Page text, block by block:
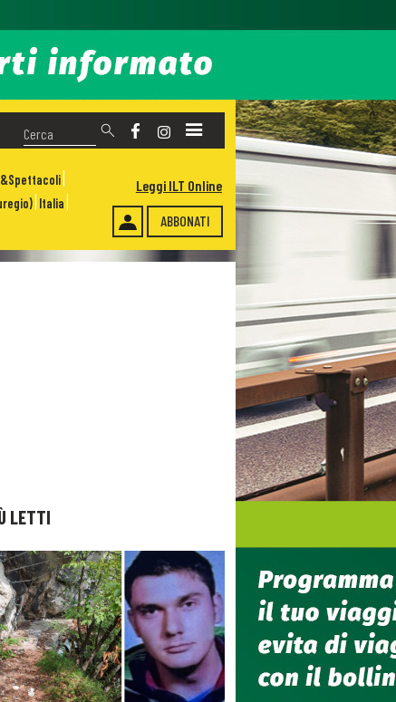
Italia
ABBONATI
Leggi ILT Online
LETTI